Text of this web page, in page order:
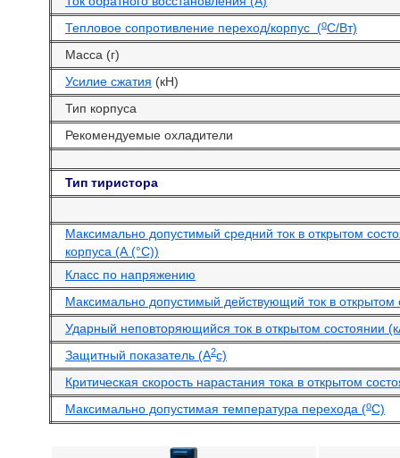
Тепловое сопротивление переход/корпус (oС/Вт)
Масса (г)
Усилие сжатия (кН)
Тип корпуса
Рекомендуемые охладители
Тип тиристора
Максимально допустимый средний ток в открытом
корпуса (А (°С))
Класс по напряжению
Максимально допустимый действующий ток в открытом
Ударный неповторяющийся ток в открытом состоянии
Защитный показатель (А2с)
Критическая скорость нарастания тока в открытом
Максимально допустимая температура перехода (oС)